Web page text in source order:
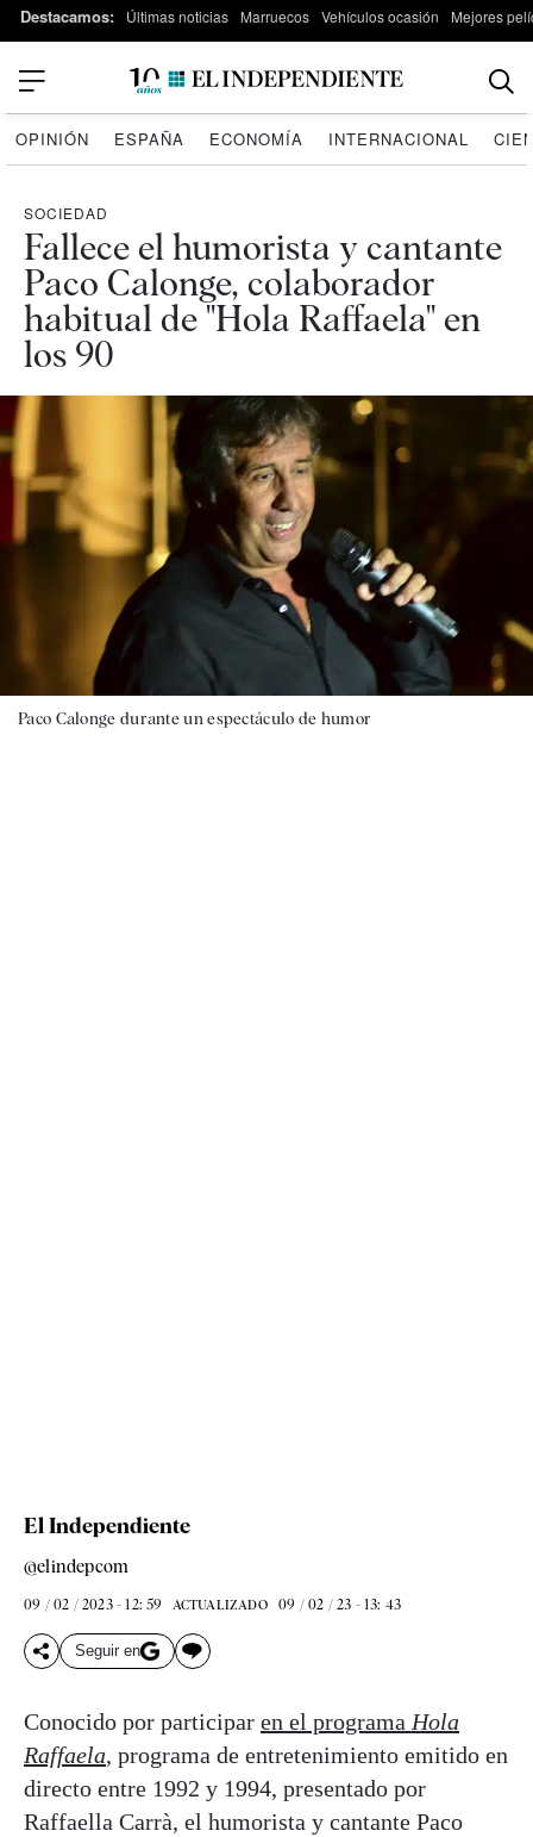
Destacamos: Últimas noticias Marruecos Vehículos ocasión Mejores
OPINIÓN ESPAÑA ECONOMÍA INTERNACIONAL
SOCIEDAD
Fallece el humorista y cantante
Paco Calonge, colaborador
habitual de "Hola Raffaela" en
los 90
Paco Calonge durante un espectáculo de humor
El Independiente
@elindepcom
09 / 02 / 2023 - 12: 59 ACTUALIZADO 09 / 02 / 23 - 13: 43
Seguir en
Conocido por participar en el programa Hola
Raffaela, programa de entretenimiento emitido en
directo entre 1992 y 1994, presentado por
Raffaella Carrà, el humorista y cantante Paco